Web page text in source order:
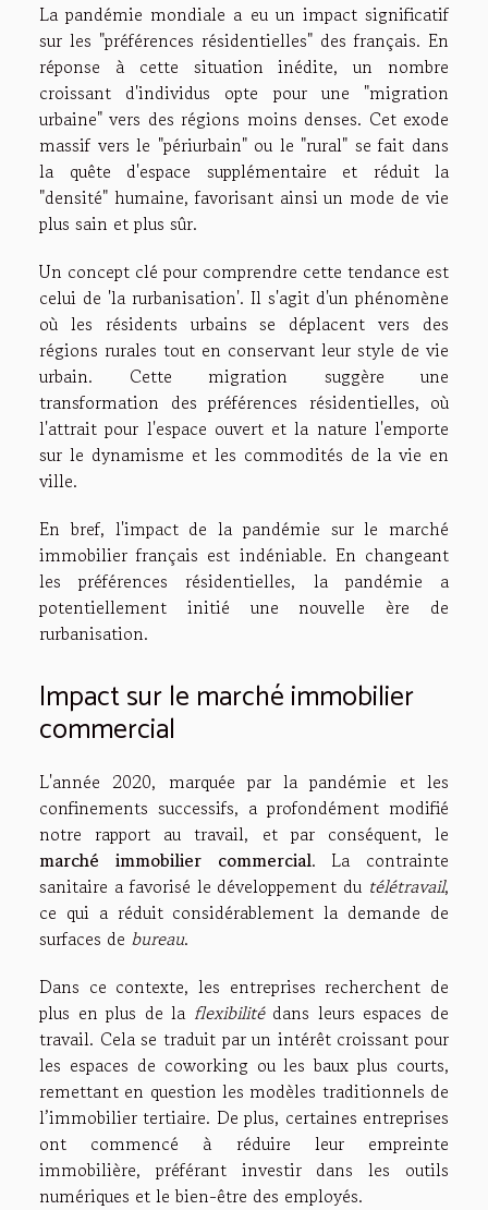
La pandémie mondiale a eu un impact significatif
sur les "préférences résidentielles" des français. En
réponse à cette situation inédite, un nombre
croissant d'individus opte pour une "migration
urbaine" vers des régions moins denses. Cet exode
massif vers le "périurbain" ou le "rural" se fait dans
la quête d'espace supplémentaire et réduit la
"densité" humaine, favorisant ainsi un mode de vie
plus sain et plus sûr.
Un concept clé pour comprendre cette tendance est
celui de 'la rurbanisation'. Il s'agit d'un phénomène
où les résidents urbains se déplacent vers des
régions rurales tout en conservant leur style de vie
urbain. Cette migration suggère une
transformation des préférences résidentielles, où
l'attrait pour l'espace ouvert et la nature l'emporte
sur le dynamisme et les commodités de la vie en
ville.
En bref, l'impact de la pandémie sur le marché
immobilier français est indéniable. En changeant
les préférences résidentielles, la pandémie a
potentiellement initié une nouvelle ère de
rurbanisation.
Impact sur le marché immobilier
commercial
L'année 2020, marquée par la pandémie et les
confinements successifs, a profondément modifié
notre rapport au travail, et par conséquent, le
marché immobilier commercial. La contrainte
sanitaire a favorisé le développement du télétravail,
ce qui a réduit considérablement la demande de
surfaces de bureau.
Dans ce contexte, les entreprises recherchent de
plus en plus de la flexibilitédans leurs espaces de
travail. Cela se traduit par un intérêt croissant pour
les espaces de coworking ou les baux plus courts,
remettant en question les modèles traditionnels de
l’immobilier tertiaire. De plus, certaines entreprises
ont commencé à réduire leur empreinte
immobilière, préférant investir dans les outils
numériques et le bien-être des employés.